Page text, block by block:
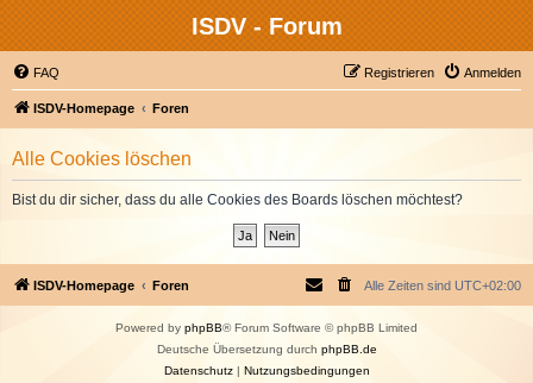
ISDV - Forum
FAQ Anmelden
Registrieren
ISDV-Homepage Foren
Alle Cookies löschen
Bist du dir sicher, dass du alle Cookies des Boards löschen möchtest?
ISDV-Homepage Foren Alle Zeiten sind UTC+02:00
Powered by phpBB® Forum Software © phpBB Limited
Deutsche Übersetzung durch phpBB.de
Datenschutz| Nutzungsbedingungen